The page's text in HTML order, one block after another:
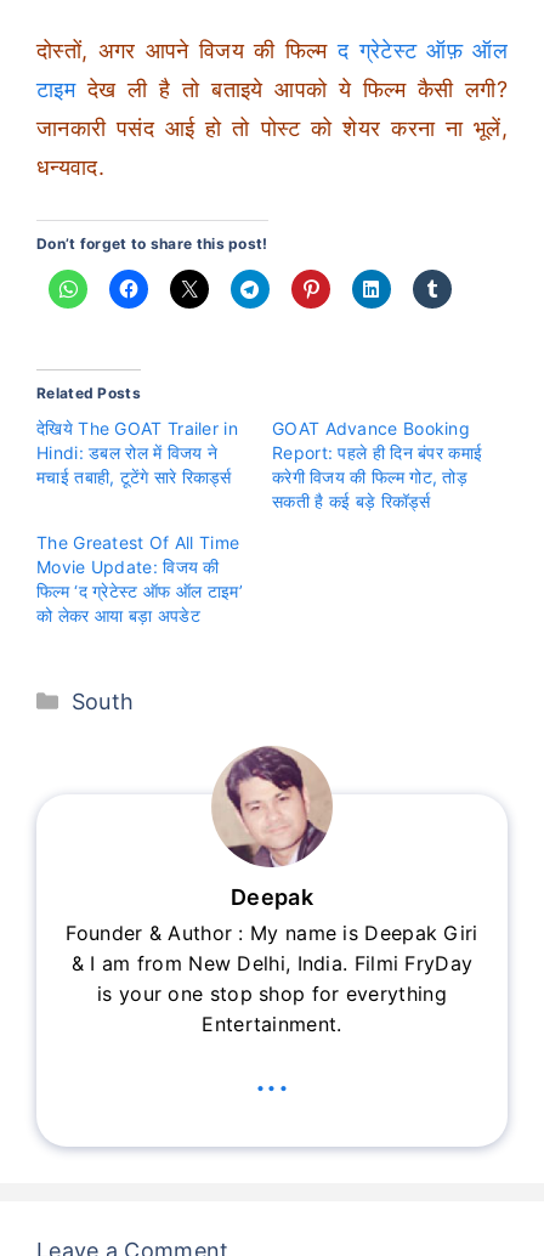
दोस्तों, अगर आपने विजय की फिल्मद ग्रेटेस्ट ऑफ़ ऑल
टाइमदेख ली है तो बताइये आपको ये फिल्म कैसी लगी?
जानकारी पसंद आई हो तो पोस्ट को शेयर करना ना भूलें,
धन्यवाद.
Don’t forget to share this post!
Related Posts
देखिये The GOAT Trailer in
Hindi: डबल रोल में विजय ने
मचाई तबाही, टूटेंगे सारे रिकार्ड्स
GOAT Advance Booking
Report: पहले ही दिन बंपर कमाई
करेगी विजय की फिल्म गोट, तोड़
सकती है कई बड़े रिकॉर्ड्स
The Greatest Of All Time
Movie Update: विजय की
फिल्म ‘द ग्रेटेस्ट ऑफ ऑल टाइम’
को लेकर आया बड़ा अपडेट
Categories
South
Deepak
Founder & Author : My name is Deepak Giri
& I am from New Delhi, India. Filmi FryDay
is your one stop shop for everything
Entertainment.
...
Leave a Comment